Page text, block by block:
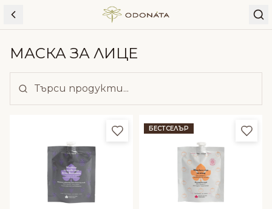
Skip to content
МАСКА ЗА ЛИЦЕ
Добави в любими
БЕСТСЕЛЪР